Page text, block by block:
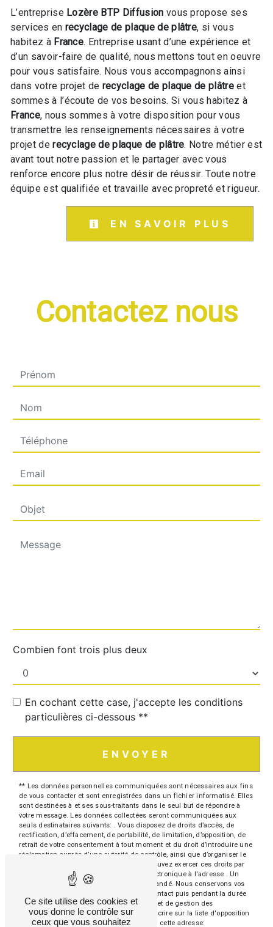
L’entreprise Lozère BTP Diffusion vous propose ses
services en recyclage de plaque de plâtre, si vous
habitez à France. Entreprise usant d’une expérience et
d’un savoir-faire de qualité, nous mettons tout en oeuvre
pour vous satisfaire. Nous vous accompagnons ainsi
dans votre projet de recyclage de plaque de plâtre et
sommes à l’écoute de vos besoins. Si vous habitez à
France, nous sommes à votre disposition pour vous
transmettre les renseignements nécessaires à votre
projet derecyclage de plaque de plâtre. Notre métier est
avant tout notre passion et le partager avec vous
renforce encore plus notre désir de réussir. Toute notre
équipe est qualifiée et travaille avec propreté et rigueur.
EN SAVOIR PLUS
Contactez nous
Combien font trois plus deux
En cochant cette case, j'accepte les conditions
particulières ci-dessous **
ENVOYER
** Les données personnelles communiquées sont nécessaires aux fins
de vous contacter et sont enregistrées dans un fichier informatisé. Elles
sont destinées à et ses sous-traitants dans le seul but de répondre à
votre message. Les données collectées seront communiquées aux
seuls destinataires suivants: . Vous disposez de droits d’accès, de
rectification, d’effacement, de portabilité, de limitation, d’opposition, de
retrait de votre consentement à tout moment et du droit d’introduire une
réclamation auprès d’une autorité de contrôle, ainsi que d’organiser le
sort de vos données post-mortem. Vous pouvez exercer ces droits par
voie postale à l'adresse ou par courrier électronique à l'adresse . Un
justificatif d'identité pourra vous être demandé. Nous conservons vos
données pendant la période de prise de contact puis pendant la durée
de prescription légale aux fins probatoires et de gestion des
contentieux. Vous avez le droit de vous inscrire sur la liste d'opposition
au démarchage téléphonique, disponible à cette adresse:
Ce site utilise des cookies et
vous donne le contrôle sur
ceux que vous souhaitez